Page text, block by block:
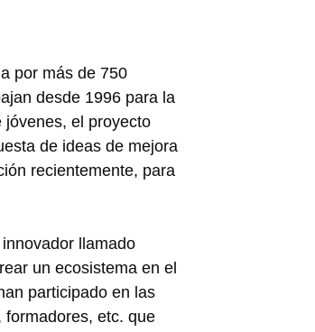
por más de 750
desde 1996 para la
jóvenes, el proyecto
de ideas de mejora
recientemente, para
llamado
un ecosistema en el
participado en las
etc. que